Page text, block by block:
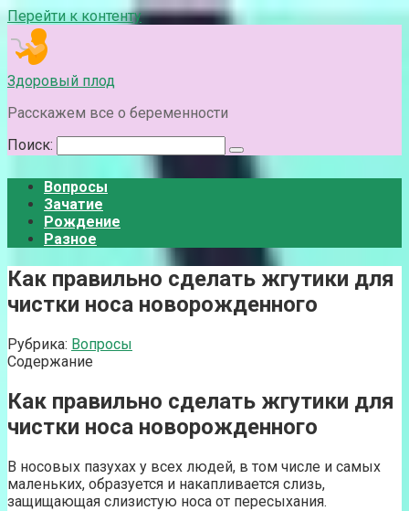
Перейти к контенту
Здоровый плод
Расскажем все о беременности
Поиск:
Вопросы
Зачатие
Рождение
Разное
Как правильно сделать жгутики для
чистки носа новорожденного
Рубрика: Вопросы
Содержание
Как правильно сделать жгутики для
чистки носа новорожденного
В носовых пазухах у всех людей, в том числе и самых
маленьких, образуется и накапливается слизь,
защищающая слизистую носа от пересыхания.